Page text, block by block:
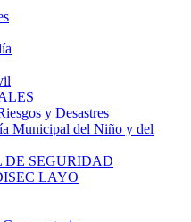
y Desastres
Municipal del Niño y del
SEGURIDAD
LAYO